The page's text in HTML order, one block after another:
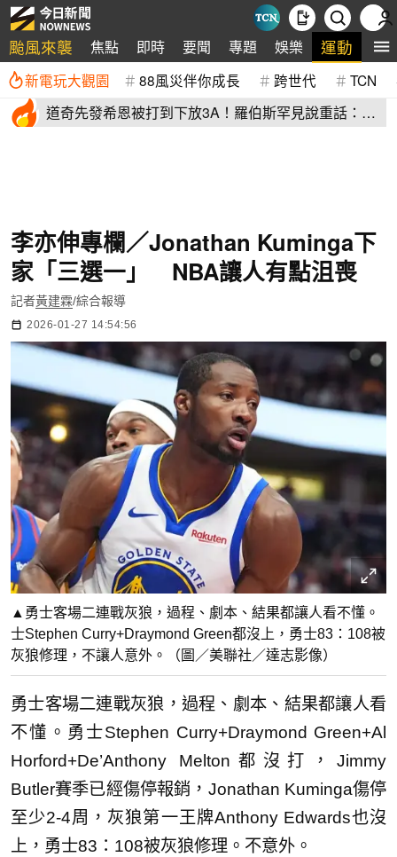
颱風來襲 焦點 即時 要聞 專題 娛樂 運動 全
新電玩大觀園 88風災伴你成長 跨世代 TCN
道奇先發希恩被打到下放3A！羅伯斯罕見說重話：他
李亦伸專欄／Jonathan Kuminga下
家「三選一」 NBA讓人有點沮喪
記者黃建霖/綜合報導
2026-01-27 14:54:56
▲勇士客場二連戰灰狼，過程、劇本、結果都讓人看不懂。
士Stephen Curry+Draymond Green都沒上，勇士83：108被
灰狼修理，不讓人意外。（圖／美聯社／達志影像）
勇士客場二連戰灰狼，過程、劇本、結果都讓人看
不懂。勇士Stephen Curry+Draymond Green+Al
Horford+De’Anthony Melton都沒打，Jimmy
Butler賽季已經傷停報銷，Jonathan Kuminga傷停
至少2-4周，灰狼第一王牌Anthony Edwards也沒
上，勇士83：108被灰狼修理。不意外。